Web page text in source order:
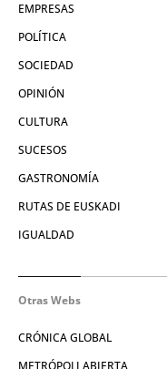
EMPRESAS
POLÍTICA
SOCIEDAD
OPINIÓN
CULTURA
SUCESOS
GASTRONOMÍA
RUTAS DE EUSKADI
IGUALDAD
Otras Webs
CRÓNICA GLOBAL